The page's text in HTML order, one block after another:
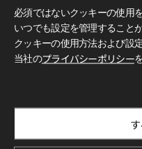
多彩なデザインとカラー
豊富なカラーと柄で、無限
けます。 クラシックな木
感のあふれるアクセントカ
間づくりを自由に演出でき
使用イメージ
ン事例をご紹介します。
厳選された空間コレクシ
イメージしてください。
必須ではないクッキーの使用
いつでも設定を管理することが
クッキーの使用方法および設
当社のプライバシーポリシー